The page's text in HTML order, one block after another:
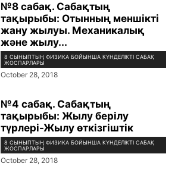
№8 сабақ. Сабақтың
тақырыбы: Отынның меншікті
жану жылуы. Механикалық
және жылу...
8 СЫНЫПТЫҢ ФИЗИКА БОЙЫНША КҮНДЕЛІКТІ САБАҚ
ЖОСПАРЛАРЫ
October 28, 2018
№4 сабақ. Сабақтың
тақырыбы: Жылу берілу
түрлері-Жылу өткізгіштік
8 СЫНЫПТЫҢ ФИЗИКА БОЙЫНША КҮНДЕЛІКТІ САБАҚ
ЖОСПАРЛАРЫ
October 28, 2018